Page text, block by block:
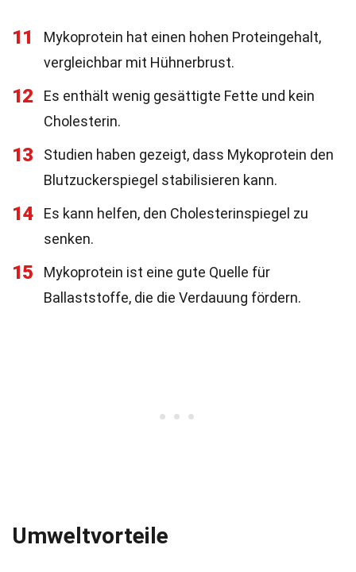
11
Mykoprotein hat einen hohen Proteingehalt,
vergleichbar mit Hühnerbrust.
12
Es enthält wenig gesättigte Fette und kein
Cholesterin.
13
Studien haben gezeigt, dass Mykoprotein den
Blutzuckerspiegel stabilisieren kann.
14
Es kann helfen, den Cholesterinspiegel zu
senken.
15
Mykoprotein ist eine gute Quelle für
Ballaststoffe, die die Verdauung fördern.
Umweltvorteile